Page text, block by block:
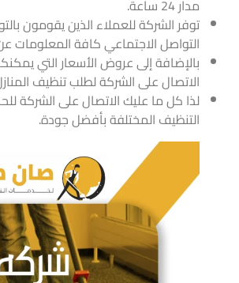
توفر الشركة للعملاء الذين يقومون
التواصل الاجتماعي كافة المعلومات عن
بالإضافة إلى عروض الأسعار التي يمكنكم
الاتصال على الشركة لطلب تنظيف المنازل.
لذا كل ما عليك الاتصال على الشركة
التنظيف المختلفة بأفضل جودة.